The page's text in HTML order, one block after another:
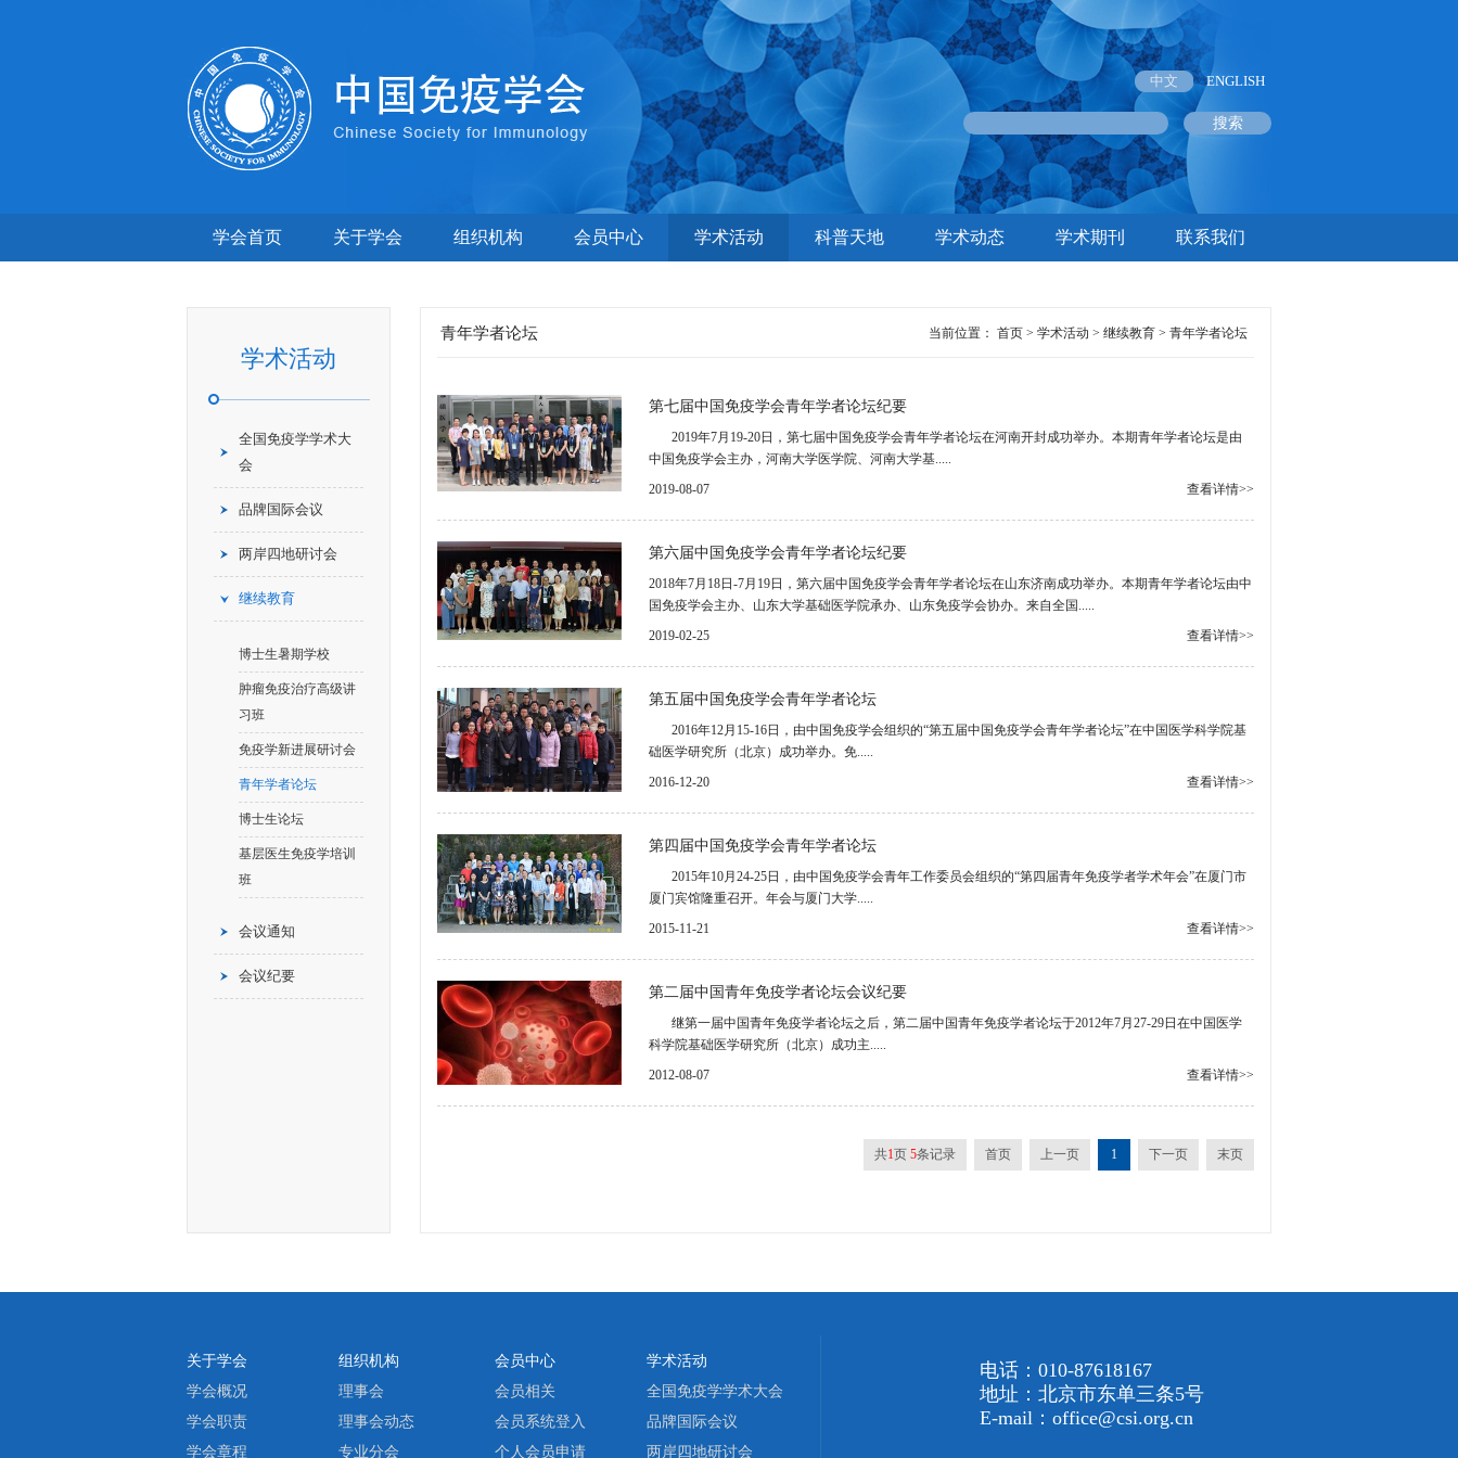
中文 ENGLISH
学会首页 关于学会 组织机构 会员中心 学术活动 科普天地 学术动态 学术期刊 联系我们
学术活动
全国免疫学学术大
会
品牌国际会议
两岸四地研讨会
继续教育
博士生暑期学校
肿瘤免疫治疗高级讲
习班
免疫学新进展研讨会
青年学者论坛
博士生论坛
基层医生免疫学培训
班
会议通知
会议纪要
青年学者论坛 当前位置： 首页 > 学术活动 > 继续教育 > 青年学者论坛
第七届中国免疫学会青年学者论坛纪要
2019年7月19-20日，第七届中国免疫学会青年学者论坛在河南开封成功举办。本期青年学者论坛是由
中国免疫学会主办，河南大学医学院、河南大学基.....
查看详情>>
2019-08-07
第六届中国免疫学会青年学者论坛纪要
2018年7月18日-7月19日，第六届中国免疫学会青年学者论坛在山东济南成功举办。本期青年学者论坛由中
国免疫学会主办、山东大学基础医学院承办、山东免疫学会协办。来自全国.....
查看详情>>
2019-02-25
第五届中国免疫学会青年学者论坛
2016年12月15-16日，由中国免疫学会组织的“第五届中国免疫学会青年学者论坛”在中国医学科学院基
础医学研究所（北京）成功举办。免.....
查看详情>>
2016-12-20
第四届中国免疫学会青年学者论坛
2015年10月24-25日，由中国免疫学会青年工作委员会组织的“第四届青年免疫学者学术年会”在厦门市
厦门宾馆隆重召开。年会与厦门大学.....
查看详情>>
2015-11-21
第二届中国青年免疫学者论坛会议纪要
继第一届中国青年免疫学者论坛之后，第二届中国青年免疫学者论坛于2012年7月27-29日在中国医学
科学院基础医学研究所（北京）成功主.....
查看详情>>
2012-08-07
共1页 5条记录 首页 上一页 1 下一页 末页
关于学会
学会概况
学会职责
学会章程
组织机构
理事会
理事会动态
专业分会
会员中心
会员相关
会员系统登入
个人会员申请
学术活动
全国免疫学学术大会
品牌国际会议
两岸四地研讨会
电话：010-87618167
地址：北京市东单三条5号
E-mail：office@csi.org.cn